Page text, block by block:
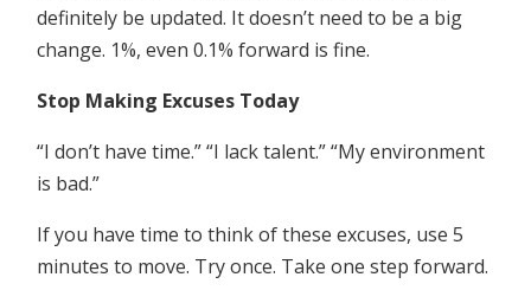
definitely be updated. It doesn’t need to be a big
change. 1%, even 0.1% forward is fine.
Stop Making Excuses Today
“I don’t have time.” “I lack talent.” “My environment
is bad.”
If you have time to think of these excuses, use 5
minutes to move. Try once. Take one step forward.